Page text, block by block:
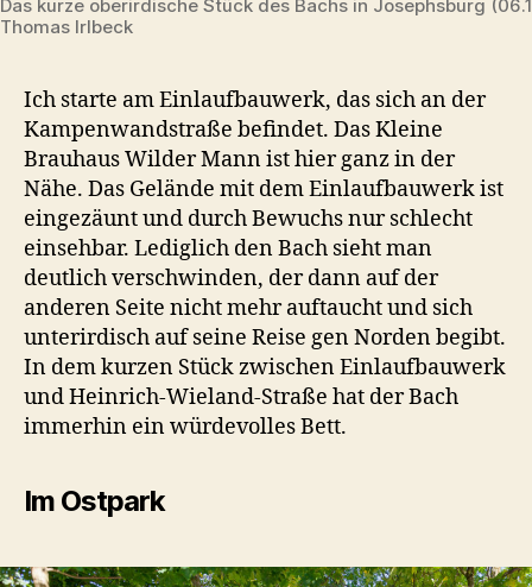
Das kurze oberirdische Stück des Bachs in Josephsburg
Thomas Irlbeck
Ich starte am Einlaufbauwerk, das sich an der
Kampenwandstraße befindet. Das Kleine
Brauhaus Wilder Mann ist hier ganz in der
Nähe. Das Gelände mit dem Einlaufbauwerk ist
eingezäunt und durch Bewuchs nur schlecht
einsehbar. Lediglich den Bach sieht man
deutlich verschwinden, der dann auf der
anderen Seite nicht mehr auftaucht und sich
unterirdisch auf seine Reise gen Norden begibt.
In dem kurzen Stück zwischen Einlaufbauwerk
und Heinrich-Wieland-Straße hat der Bach
immerhin ein würdevolles Bett.
Im Ostpark